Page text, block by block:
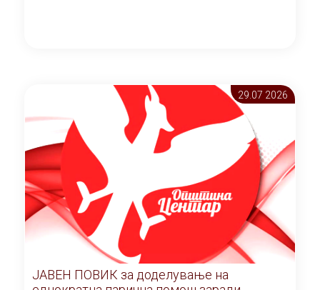
29.07 2026
ЈАВЕН ПОВИК за доделување на